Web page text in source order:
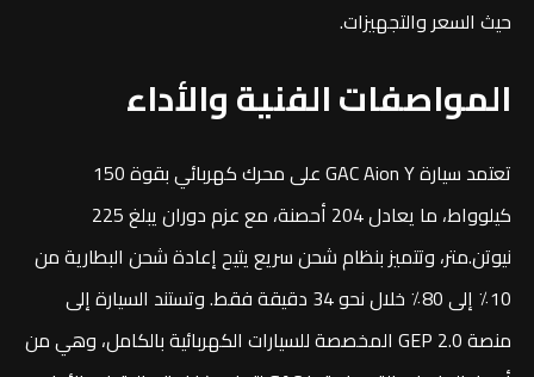
حيث السعر والتجهيزات.
المواصفات الفنية والأداء
تعتمد سيارة GAC Aion Y على محرك كهربائي بقوة 150
كيلوواط، ما يعادل 204 أحصنة، مع عزم دوران يبلغ 225
نيوتن.متر، وتتميز بنظام شحن سريع يتيح إعادة شحن البطارية من
10٪ إلى 80٪ خلال نحو 34 دقيقة فقط. وتستند السيارة إلى
منصة GEP 2.0 المخصصة للسيارات الكهربائية بالكامل، وهي من